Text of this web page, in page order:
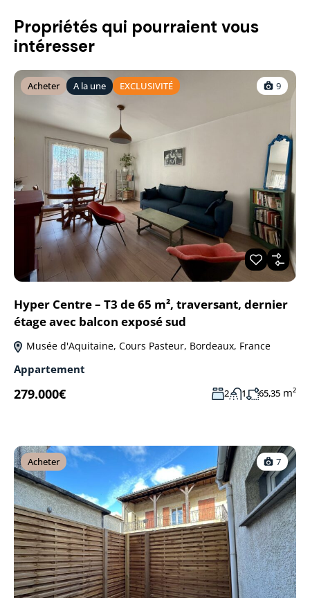
Propriétés qui pourraient vous
intéresser
Acheter A la une EXCLUSIVITÉ 9
Hyper Centre – T3 de 65 m², traversant, dernier
étage avec balcon exposé sud
Musée d'Aquitaine, Cours Pasteur, Bordeaux, France
Appartement
279.000€ 2 1 65,35 m²
Acheter 7